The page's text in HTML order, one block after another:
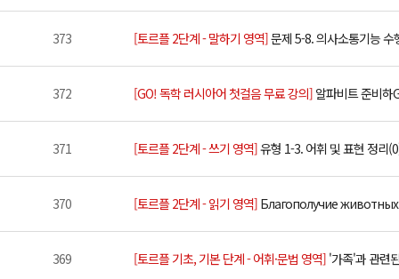
373 [토르플 2단계 - 말하기 영역]문제 5-8. 의사소통기능 수
372 [GO! 독학 러시아어 첫걸음 무료 강의] 알파비트 준비하
371 [토르플 2단계 - 쓰기 영역]유형 1-3. 어휘 및 표현 정리
370 [토르플 2단계 - 읽기 영역] Благополучие
369 [토르플 기초, 기본 단계 - 어휘·문법 영역] '가족'과 관련